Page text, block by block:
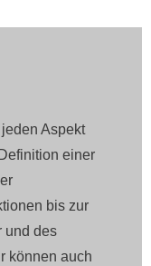
Aspekt
einer
bis zur
und des
können auch